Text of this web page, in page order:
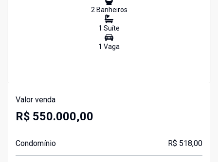
2Banheiros
1 Suíte
1 Vaga
Valor venda
R$ 550.000,00
Condomínio R$ 518,00